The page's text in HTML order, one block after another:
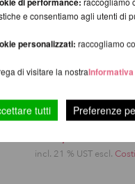
Aerial Crash
200 DUO
incl. 21 % UST escl.
e consentiamo agli utenti di
personalizzati: raccogliamo
di visitare la nostra
tutti Preferenze